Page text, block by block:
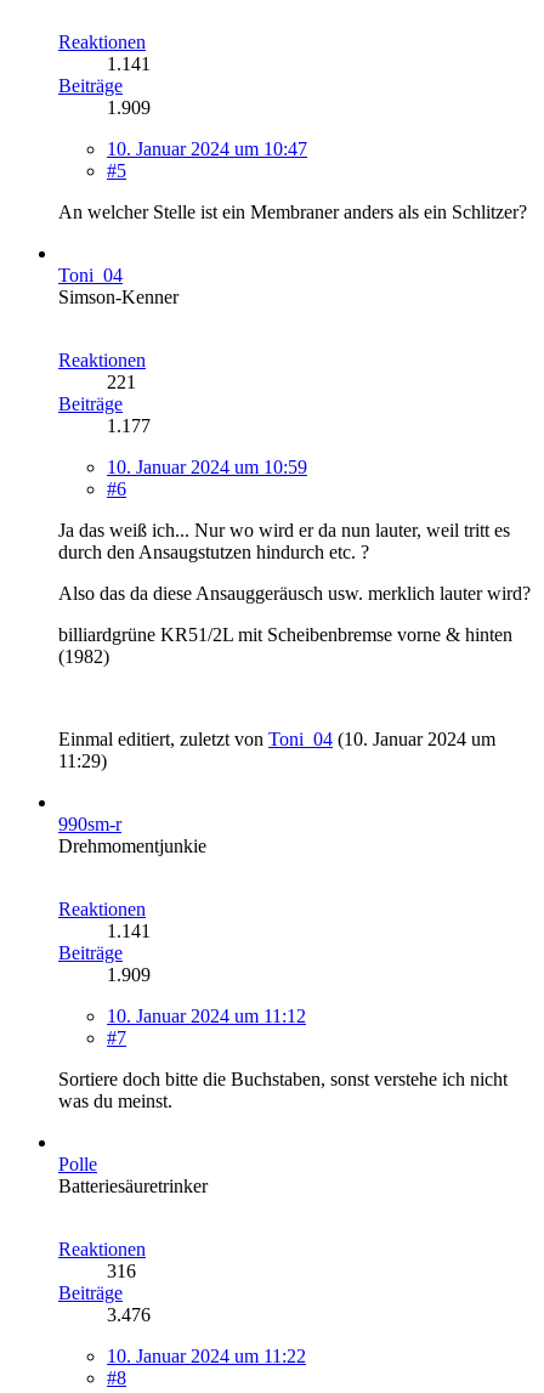
Reaktionen
1.141
Beiträge
1.909
10. Januar 2024 um 10:47
#5
An welcher Stelle ist ein Membraner anders als ein Schlitzer?
Toni_04
Simson-Kenner
Reaktionen
221
Beiträge
1.177
10. Januar 2024 um 10:59
#6
Ja das weiß ich... Nur wo wird er da nun lauter, weil tritt es
durch den Ansaugstutzen hindurch etc. ?
Also das da diese Ansauggeräusch usw. merklich lauter wird?
billiardgrüne KR51/2L mit Scheibenbremse vorne & hinten
(1982)
Einmal editiert, zuletzt von Toni_04 (10. Januar 2024 um
11:29)
990sm-r
Drehmomentjunkie
Reaktionen
1.141
Beiträge
1.909
10. Januar 2024 um 11:12
#7
Sortiere doch bitte die Buchstaben, sonst verstehe ich nicht
was du meinst.
Polle
Batteriesäuretrinker
Reaktionen
316
Beiträge
3.476
10. Januar 2024 um 11:22
#8